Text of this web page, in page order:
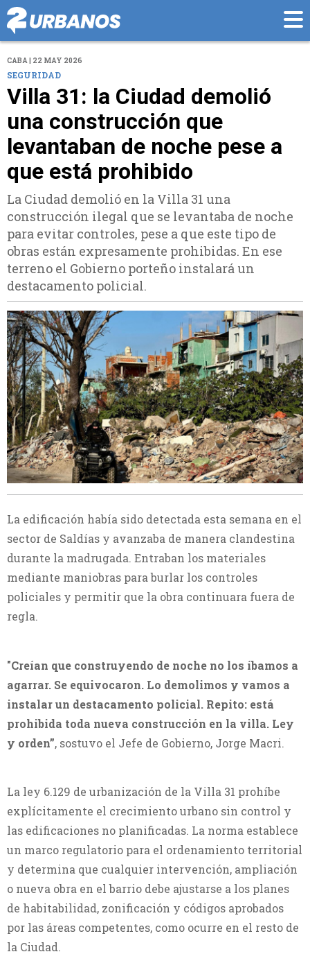
CABA | 22 MAY 2026
SEGURIDAD
Villa 31: la Ciudad demolió
una construcción que
levantaban de noche pese a
que está prohibido​
La Ciudad demolió en la Villa 31 una
construcción ilegal que se levantaba de noche
para evitar controles, pese a que este tipo de
obras están expresamente prohibidas. En ese
terreno el Gobierno porteño instalará un
destacamento policial.
La edificación había sido detectada esta semana en el
sector de Saldías y avanzaba de manera clandestina
durante la madrugada. Entraban los materiales
mediante maniobras para burlar los controles
policiales y permitir que la obra continuara fuera de
regla.
"Creían que construyendo de noche no los íbamos a
agarrar. Se equivocaron. Lo demolimos y vamos a
instalar un destacamento policial. Repito: está
prohibida toda nueva construcción en la villa. Ley
y orden”, sostuvo el Jefe de Gobierno, Jorge Macri.
La ley 6.129 de urbanización de la Villa 31 prohíbe
explícitamente el crecimiento urbano sin control y
las edificaciones no planificadas. La norma establece
un marco regulatorio para el ordenamiento territorial
y determina que cualquier intervención, ampliación
o nueva obra en el barrio debe ajustarse a los planes
de habitabilidad, zonificación y códigos aprobados
por las áreas competentes, como ocurre en el resto de
la Ciudad.